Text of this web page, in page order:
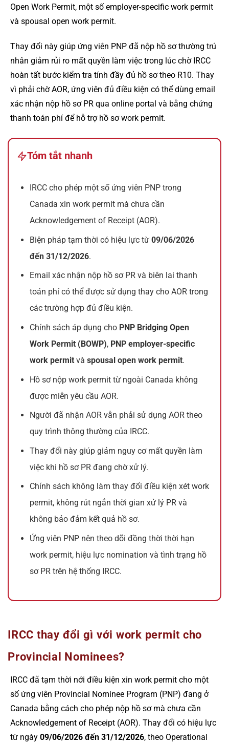
Open Work Permit, một số employer-specific work permit
và spousal open work permit.
Thay đổi này giúp ứng viên PNP đã nộp hồ sơ thường trú
nhân giảm rủi ro mất quyền làm việc trong lúc chờ IRCC
hoàn tất bước kiểm tra tính đầy đủ hồ sơ theo R10. Thay
vì phải chờ AOR, ứng viên đủ điều kiện có thể dùng email
xác nhận nộp hồ sơ PR qua online portal và bằng chứng
thanh toán phí để hỗ trợ hồ sơ work permit.
Tóm tắt nhanh
IRCC cho phép một số ứng viên PNP trong
Canada xin work permit mà chưa cần
Acknowledgement of Receipt (AOR).
Biện pháp tạm thời có hiệu lực từ09/06/2026
đến 31/12/2026.
Email xác nhận nộp hồ sơ PR và biên lai thanh
toán phí có thể được sử dụng thay cho AOR trong
các trường hợp đủ điều kiện.
Chính sách áp dụng cho PNP Bridging Open
Work Permit (BOWP), PNP employer-specific
work permit vàspousal open work permit.
Hồ sơ nộp work permit từ ngoài Canada không
được miễn yêu cầu AOR.
Người đã nhận AOR vẫn phải sử dụng AOR theo
quy trình thông thường của IRCC.
Thay đổi này giúp giảm nguy cơ mất quyền làm
việc khi hồ sơ PR đang chờ xử lý.
Chính sách không làm thay đổi điều kiện xét work
permit, không rút ngắn thời gian xử lý PR và
không bảo đảm kết quả hồ sơ.
Ứng viên PNP nên theo dõi đồng thời thời hạn
work permit, hiệu lực nomination và tình trạng hồ
sơ PR trên hệ thống IRCC.
IRCC thay đổi gì với work permit cho
Provincial Nominees?
IRCC đã tạm thời nới điều kiện xin work permit cho một
số ứng viên Provincial Nominee Program (PNP) đang ở
Canada bằng cách cho phép nộp hồ sơ mà chưa cần
Acknowledgement of Receipt (AOR). Thay đổi có hiệu lực
từ ngày 09/06/2026 đến 31/12/2026, theo Operational